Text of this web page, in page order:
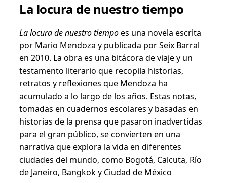
o
M
a
r
i
o
M
e
n
d
o
z
a
La locura de nuestro tiempo
La locura de nuestro tiempoes una novela escrita
por Mario Mendoza y publicada por Seix Barral
en 2010. La obra es una bitácora de viaje y un
testamento literario que recopila historias,
retratos y reflexiones que Mendoza ha
acumulado a lo largo de los años. Estas notas,
tomadas en cuadernos escolares y basadas en
historias de la prensa que pasaron inadvertidas
para el gran público, se convierten en una
narrativa que explora la vida en diferentes
ciudades del mundo, como Bogotá, Calcuta, Río
de Janeiro, Bangkok y Ciudad de México